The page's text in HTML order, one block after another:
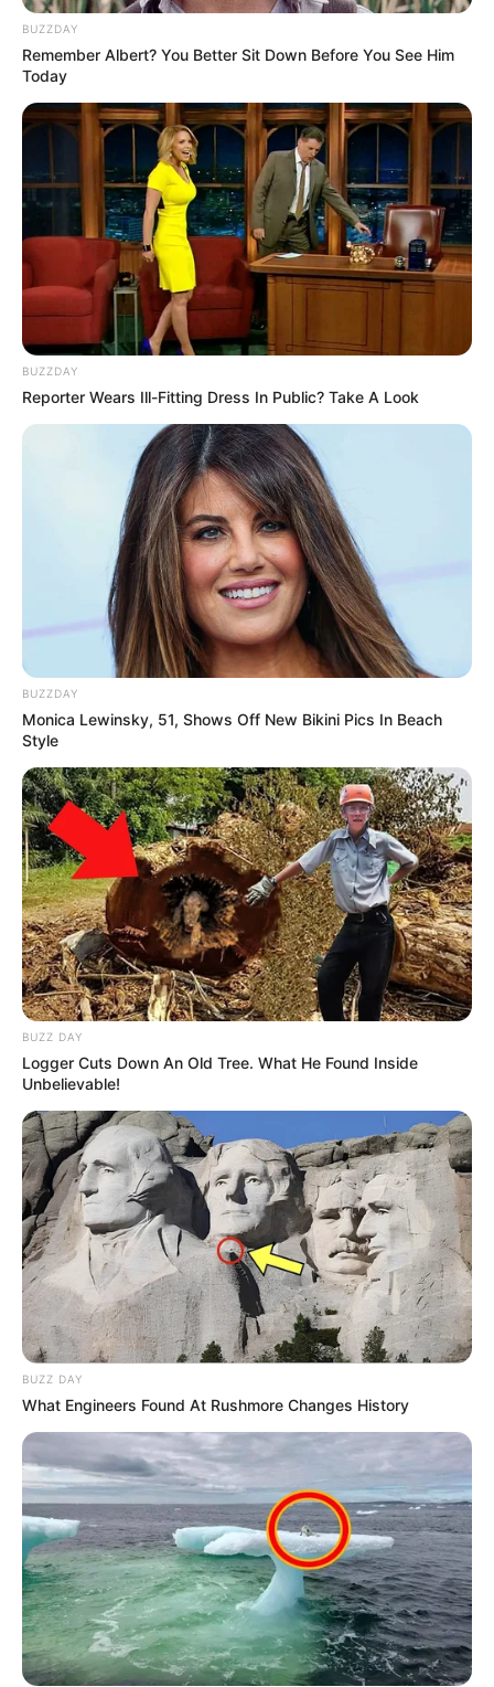
BUZZDAY
Remember Albert? You Better Sit Down Before You See Him
Today
BUZZDAY
Reporter Wears Ill-Fitting Dress In Public? Take A Look
BUZZDAY
Monica Lewinsky, 51, Shows Off New Bikini Pics In Beach
Style
BUZZ DAY
Logger Cuts Down An Old Tree. What He Found Inside
Unbelievable!
BUZZ DAY
What Engineers Found At Rushmore Changes History